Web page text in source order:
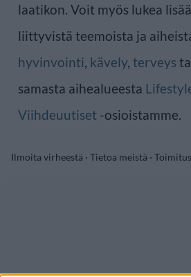
laatikon. Voit myös lukea
liittyvistä teemoista ja
hyvinvointi, kävely, terveys
samasta aihealueesta
Viihdeuutiset -osioistamme.
Ilmoita virheestä · Tietoa meistä ·